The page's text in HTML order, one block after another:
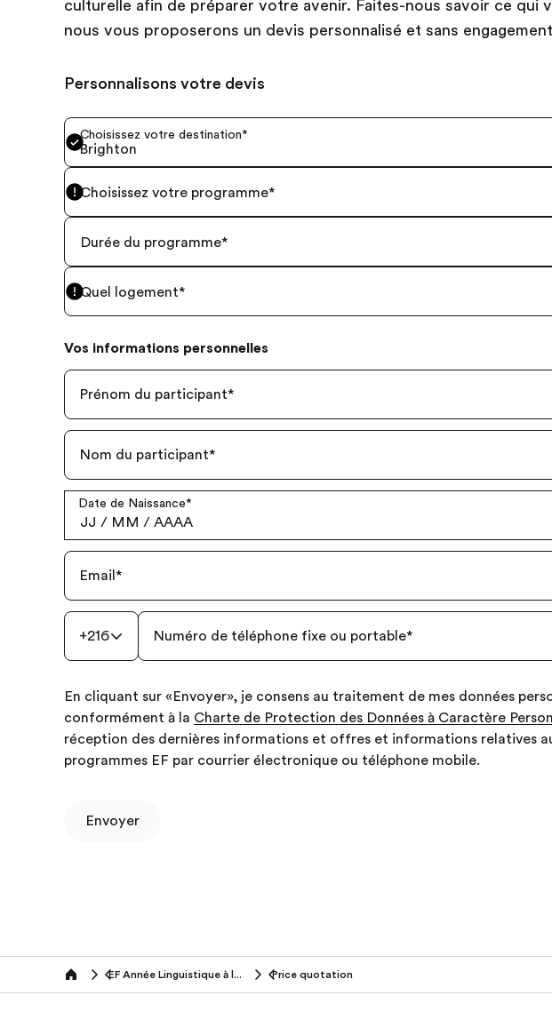
culturelle afin de préparer votre avenir. Faites-nous savoir ce qui
nous vous proposerons un devis personnalisé et sans
Personnalisons votre devis
Choisissez votre destination*
Brighton
Choisissez votre programme*
Durée du programme*
Quel logement*
Vos informations personnelles
Prénom du participant*
Nom du participant*
Date de Naissance*
JJ / MM / AAAA
Email *
+216 Numéro de téléphone fixe ou portable*
En cliquant sur «Envoyer», je consens au traitement de mes données
conformément à la Charte de Protection des Données à Caractère
réception des dernières informations et offres et informations relatives
programmes EF par courrier électronique ou téléphone mobile.
Envoyer
Home EF Année Linguistique à l'Étranger Price quotation